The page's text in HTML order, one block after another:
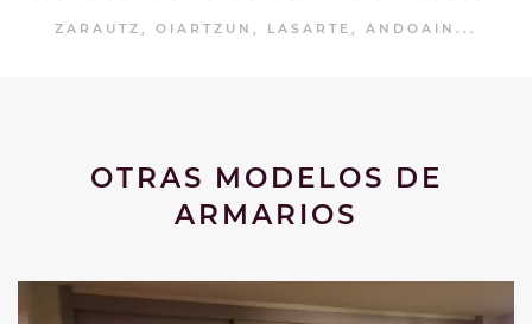
ZARAUTZ, OIARTZUN, LASARTE, ANDOAIN...
OTRAS MODELOS DE
ARMARIOS